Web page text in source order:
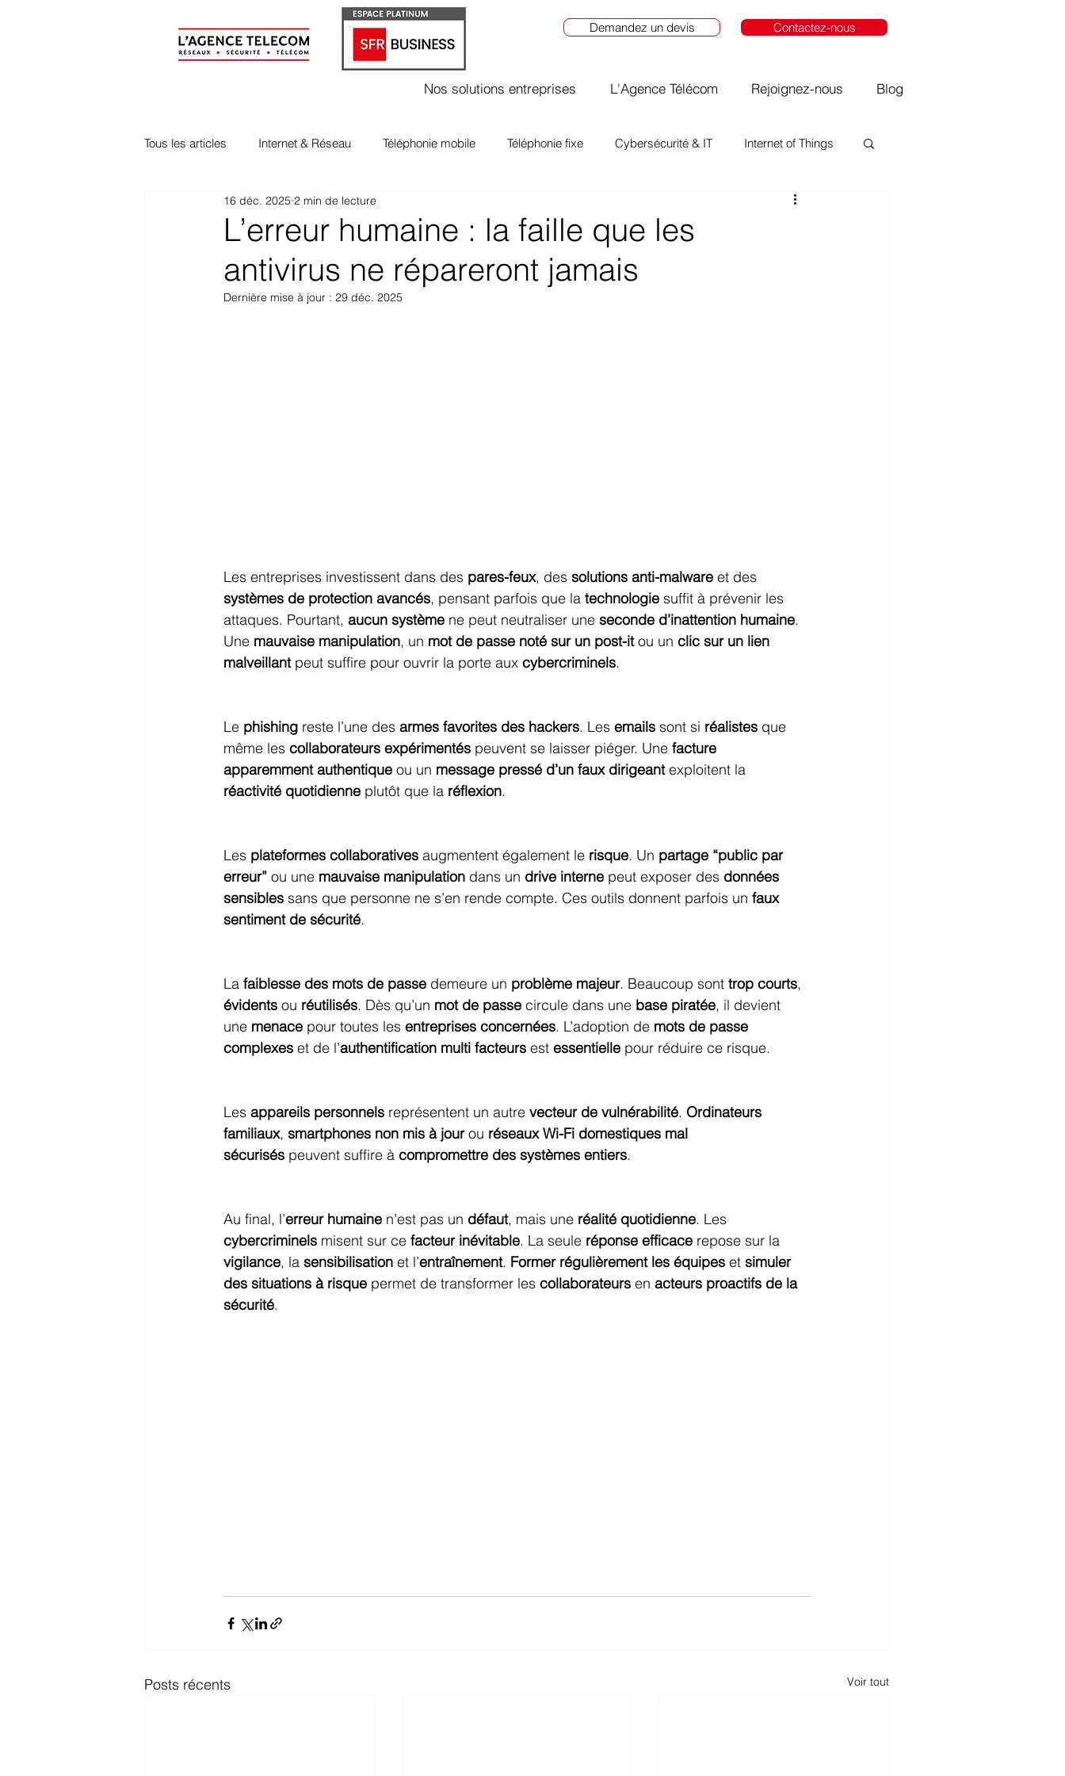
Demandez un devis Contactez-nous
Nos solutions entreprises L'Agence Télécom Rejoignez-nous Blog
Tous les articles Internet & Réseau Téléphonie mobile Téléphonie fixe Cybersécurité & IT Internet of Things
Evénements & Vie Interne
L’erreur humaine : la faille que les
antivirus ne répareront jamais
16 déc. 2025 2 min de lecture
Dernière mise à jour : 29 déc. 2025
Les entreprises investissent dans des pares-feux, des solutions anti-malware et des
systèmes de protection avancés, pensant parfois que la technologie suffit à prévenir les
attaques. Pourtant, aucun système ne peut neutraliser une seconde d’inattention humaine.
Une mauvaise manipulation, un mot de passe noté sur un post-it ou un clic sur un lien
malveillant peut suffire pour ouvrir la porte aux cybercriminels.
Le phishing reste l’une des armes favorites des hackers. Les emails sont si réalistes que
même les collaborateurs expérimentés peuvent se laisser piéger. Une facture
apparemment authentique ou un message pressé d’un faux dirigeant exploitent la
réactivité quotidienne plutôt que la réflexion.
Les plateformes collaboratives augmentent également le risque. Un partage “public par
erreur” ou une mauvaise manipulation dans un drive interne peut exposer des données
sensibles sans que personne ne s’en rende compte. Ces outils donnent parfois un faux
sentiment de sécurité.
La faiblesse des mots de passe demeure un problème majeur. Beaucoup sont trop courts,
évidents ou réutilisés. Dès qu’un mot de passe circule dans une base piratée, il devient
une menace pour toutes les entreprises concernées. L’adoption de mots de passe
complexes et de l’authentification multi facteurs est essentielle pour réduire ce risque.
Les appareils personnels représentent un autre vecteur de vulnérabilité. Ordinateurs
familiaux, smartphones non mis à jour ou réseaux Wi-Fi domestiques mal
sécurisés peuvent suffire à compromettre des systèmes entiers.
Au final, l’erreur humaine n’est pas un défaut, mais une réalité quotidienne. Les
cybercriminels misent sur ce facteur inévitable. La seule réponse efficace repose sur la
vigilance, la sensibilisation et l’entraînement. Former régulièrement les équipes et simuler
des situations à risque permet de transformer les collaborateurs en acteurs proactifs de la
sécurité.
Posts récents Voir tout